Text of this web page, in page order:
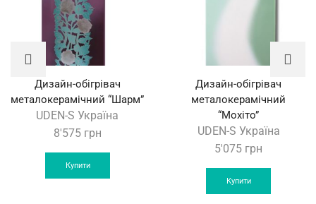
Дизайн-обігрівач
металокерамічний “Шарм”
UDEN-S Україна
8'575 грн
Купити
Дизайн-обігрівач
металокерамічний
“Мохіто”
UDEN-S Україна
5'075 грн
Купити